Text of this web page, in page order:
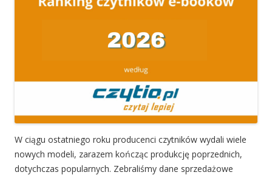
W ciągu ostatniego roku producenci czytników wydali wiele
nowych modeli, zarazem kończąc produkcję poprzednich,
dotychczas popularnych. Zebraliśmy dane sprzedażowe